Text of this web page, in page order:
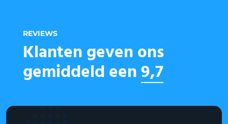
REVIEWS
Klanten geven ons
gemiddeld een 9,7